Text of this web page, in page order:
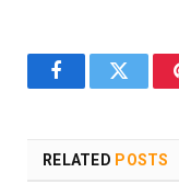
FacebookTwitter
RELATED POSTS